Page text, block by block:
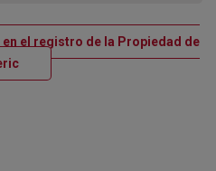
el registro de la Propiedad de
Ventana nueva